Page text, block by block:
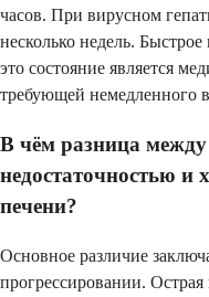
часов. При вирусном
несколько недель.
это состояние является
требующей немедленного
В чём разница
недостаточностью и
печени?
Основное различие
прогрессировании. Острая